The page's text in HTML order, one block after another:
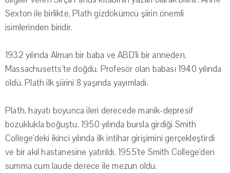
Sexton ile birlikte, Plath gizdökümcü şiirin önemli
isimlerinden biridir.
1932 yılında Alman bir baba ve ABD'li bir anneden,
Massachusetts'te doğdu. Profesör olan babası 1940 yılında
öldü. Plath ilk şiirini 8 yaşında yayımladı.
Plath, hayatı boyunca ileri derecede manik-depresif
bozuklukla boğuştu. 1950 yılında bursla girdiği Smith
College'deki ikinci yılında ilk intihar girişimini gerçekleştirdi
ve bir akıl hastanesine yatırıldı. 1955'te Smith College'den
summa cum laude derece ile mezun oldu.